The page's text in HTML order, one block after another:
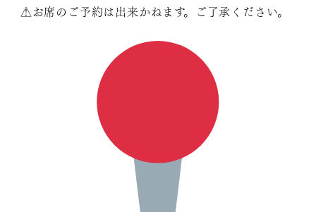
⚠︎︎お席のご予約は出来かねます。ご了承ください。